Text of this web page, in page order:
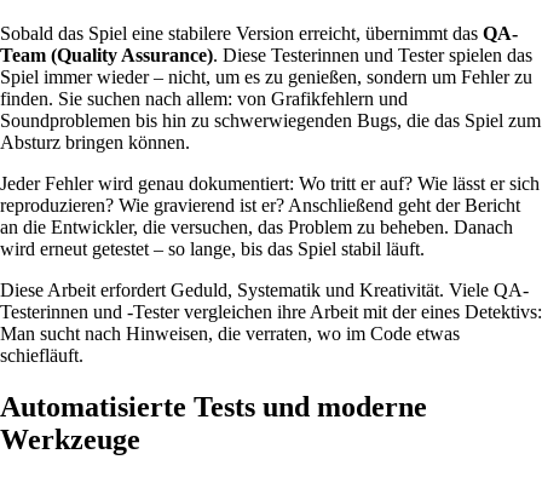
Sobald das Spiel eine stabilere Version erreicht, übernimmt das QA-
Team (Quality Assurance). Diese Testerinnen und Tester spielen das
Spiel immer wieder – nicht, um es zu genießen, sondern um Fehler zu
finden. Sie suchen nach allem: von Grafikfehlern und
Soundproblemen bis hin zu schwerwiegenden Bugs, die das Spiel zum
Absturz bringen können.
Jeder Fehler wird genau dokumentiert: Wo tritt er auf? Wie lässt er sich
reproduzieren? Wie gravierend ist er? Anschließend geht der Bericht
an die Entwickler, die versuchen, das Problem zu beheben. Danach
wird erneut getestet – so lange, bis das Spiel stabil läuft.
Diese Arbeit erfordert Geduld, Systematik und Kreativität. Viele QA-
Testerinnen und -Tester vergleichen ihre Arbeit mit der eines Detektivs:
Man sucht nach Hinweisen, die verraten, wo im Code etwas
schiefläuft.
Automatisierte Tests und moderne
Werkzeuge